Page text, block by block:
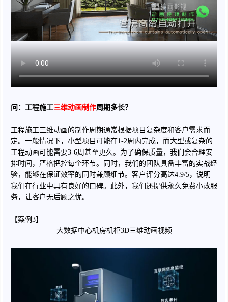
问：工程施工三维动画制作周期多长？
工程施工三维动画的制作周期通常根据项目复杂度和客户需求而
定。一般情况下，小型项目可能在1-2周内完成，而大型或复杂的
工程动画可能需要3-6周甚至更久。为了确保质量，我们会合理安
排时间，严格把控每个环节。同时，我们的团队具备丰富的实战经
验，能够在保证效率的同时兼顾细节。客户评分高达4.9/5，说明
我们在行业中具有良好的口碑。此外，我们还提供永久免费小改服
务，让客户无后顾之忧。
【案例3】
大数据中心机房机柜3D三维动画视频